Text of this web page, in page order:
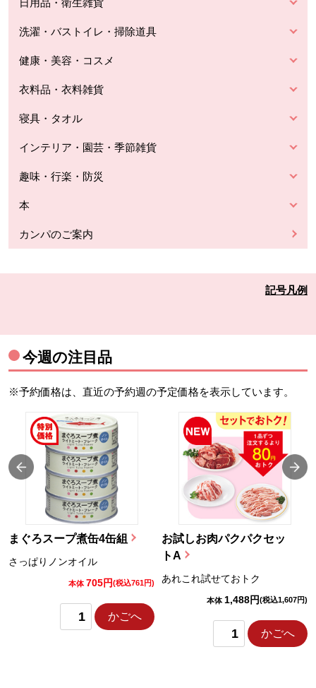
日用品・衛生雑貨
洗濯・バストイレ・掃除道具
健康・美容・コスメ
衣料品・衣料雑貨
寝具・タオル
インテリア・園芸・季節雑貨
趣味・行楽・防災
本
カンパのご案内
記号凡例
今週の注目品
※予約価格は、直近の予約週の予定価格を表示しています。
まぐろスープ煮缶4缶組
さっぱりノンオイル
本体 705円(税込761円)
かごへ
お試しお肉パクパクセッ
トA
あれこれ試せておトク
本体 1,488円(税込1,607円)
かごへ